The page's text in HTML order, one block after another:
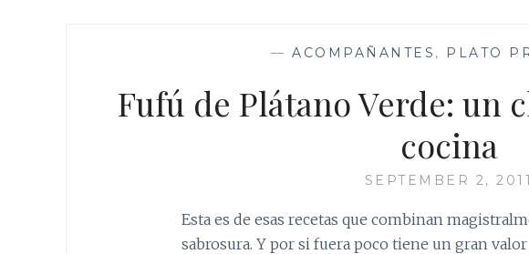
—ACOMPAÑANTES , PLATO
Fufú de Plátano Verde: un
cocina
SEPTEMBER 2, 2011
Esta es de esas recetas que combinan
sabrosura. Y por si fuera poco tiene un gran